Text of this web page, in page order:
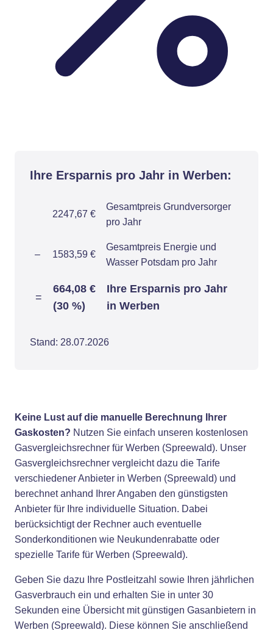
Ihre Ersparnis pro Jahr in Werben:
2247,67 €
Gesamtpreis Grundversorger
pro Jahr
– 1583,59 €
Gesamtpreis Energie und
Wasser Potsdam pro Jahr
=
664,08 €
(30 %)
Ihre Ersparnis pro Jahr
in Werben
Stand: 28.07.2026
Keine Lust auf die manuelle Berechnung Ihrer
Gaskosten? Nutzen Sie einfach unseren kostenlosen
Gasvergleichsrechner für Werben (Spreewald). Unser
Gasvergleichsrechner vergleicht dazu die Tarife
verschiedener Anbieter in Werben (Spreewald) und
berechnet anhand Ihrer Angaben den günstigsten
Anbieter für Ihre individuelle Situation. Dabei
berücksichtigt der Rechner auch eventuelle
Sonderkonditionen wie Neukundenrabatte oder
spezielle Tarife für Werben (Spreewald).
Geben Sie dazu Ihre Postleitzahl sowie Ihren jährlichen
Gasverbrauch ein und erhalten Sie in unter 30
Sekunden eine Übersicht mit günstigen Gasanbietern in
Werben (Spreewald). Diese können Sie anschließend